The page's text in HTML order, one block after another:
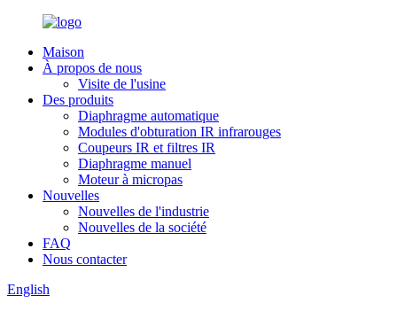
Maison
À propos de nous
Visite de l'usine
Des produits
Diaphragme automatique
Modules d'obturation IR infrarouges
Coupeurs IR et filtres IR
Diaphragme manuel
Moteur à micropas
Nouvelles
Nouvelles de l'industrie
Nouvelles de la société
FAQ
Nous contacter
English